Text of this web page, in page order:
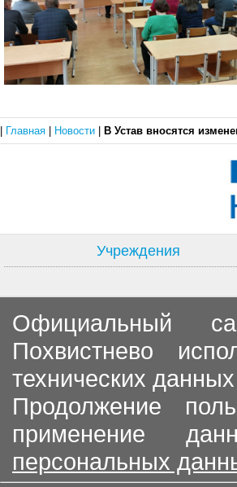
Главная Новости В Устав вносятся
Учреждения
Официальный
Похвистнево
технических
Продолжение
применение
персональных